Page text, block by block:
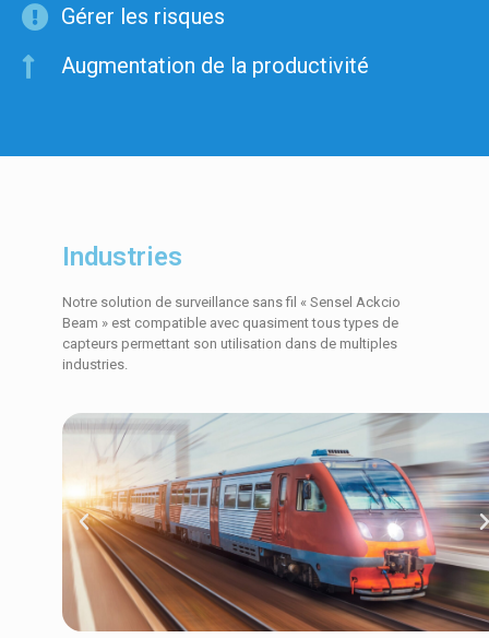
Gérer les risques
Augmentation de la productivité
Industries
Notre solution de surveillance sans fil « Sensel Ackcio
Beam » est compatible avec quasiment tous types de
capteurs permettant son utilisation dans de multiples
industries.